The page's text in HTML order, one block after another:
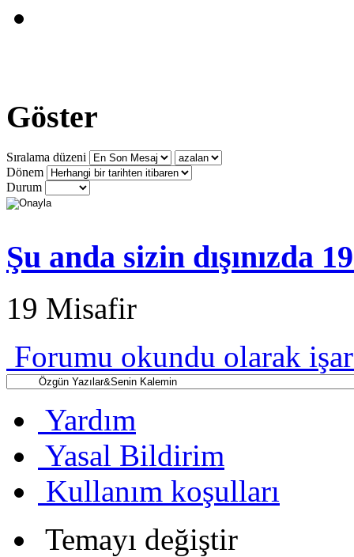
Göster
Sıralama düzeni
Dönem
Durum
Şu anda sizin dışınızda
19 Misafir
Forumu okundu olarak
Yardım
Yasal Bildirim
Kullanım koşulları
Temayı değiştir